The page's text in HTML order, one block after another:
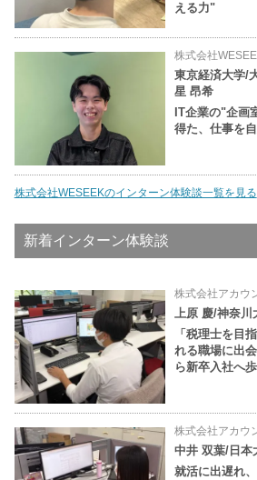
える力"
株式会社
東京経済大学/
星 昂希
IT企業の"企画
得た、仕事を
株式会社WESEEKのインターン体験談一覧を見る
新着インターン体験談
株式会社アカウ
上原 慶/神奈川
「税理士を目
れる職場に出
ら新卒入社へ
株式会社アカウ
中井 双葉/日本
就活に出遅れ